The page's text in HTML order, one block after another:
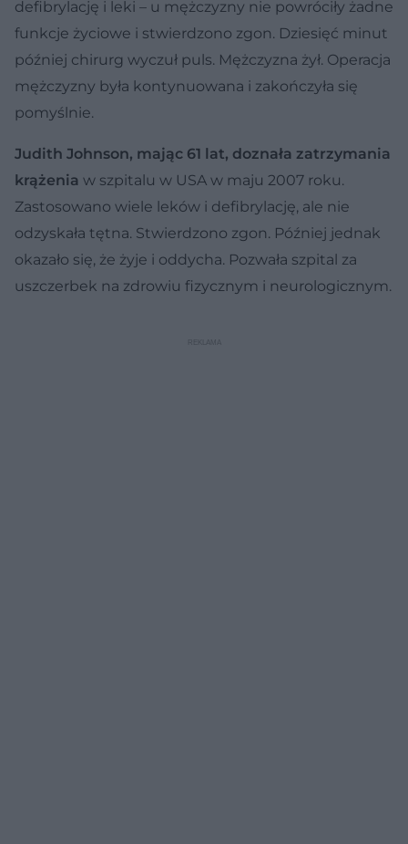
defibrylację i leki – u mężczyzny nie powróciły żadne
funkcje życiowe i stwierdzono zgon. Dziesięć minut
później chirurg wyczuł puls. Mężczyzna żył. Operacja
mężczyzny była kontynuowana i zakończyła się
pomyślnie.
Judith Johnson, mając 61 lat, doznała zatrzymania
krążenia w szpitalu w USA w maju 2007 roku.
Zastosowano wiele leków i defibrylację, ale nie
odzyskała tętna. Stwierdzono zgon. Później jednak
okazało się, że żyje i oddycha. Pozwała szpital za
uszczerbek na zdrowiu fizycznym i neurologicznym.